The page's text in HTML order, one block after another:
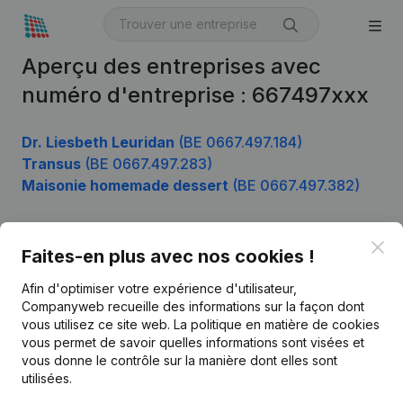
Aperçu des entreprises avec
numéro d'entreprise : 667497xxx
Dr. Liesbeth Leuridan (BE 0667.497.184)
Transus (BE 0667.497.283)
Maisonie homemade dessert (BE 0667.497.382)
Faites-en plus avec nos cookies !
Afin d'optimiser votre expérience d'utilisateur,
Companyweb recueille des informations sur la façon dont
vous utilisez ce site web. La politique en matière de cookies
vous permet de savoir quelles informations sont visées et
vous donne le contrôle sur la manière dont elles sont
utilisées.
Français
Kantorenpark Everest
Produit
Informations d’entreprise
Monitoring
Recherche internationale